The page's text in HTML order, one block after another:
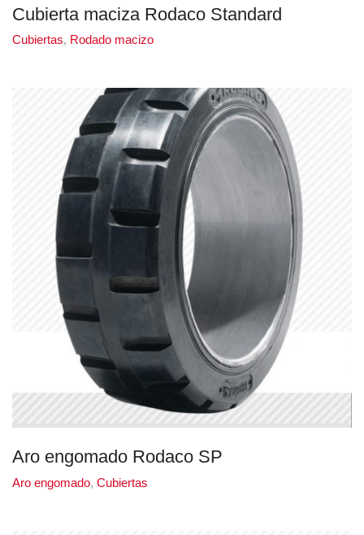
Cubierta maciza Rodaco Standard
Cubiertas, Rodado macizo
Aro engomado Rodaco SP
Aro engomado, Cubiertas